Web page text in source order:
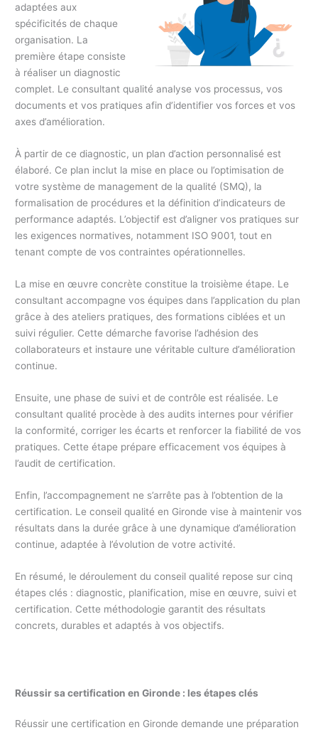
adaptées aux
spécificités de chaque
organisation. La
première étape consiste
à réaliser un diagnostic
complet. Le consultant qualité analyse vos processus, vos
documents et vos pratiques afin d’identifier vos forces et vos
axes d’amélioration.
À partir de ce diagnostic, un plan d’action personnalisé est
élaboré. Ce plan inclut la mise en place ou l’optimisation de
votre système de management de la qualité (SMQ), la
formalisation de procédures et la définition d’indicateurs de
performance adaptés. L’objectif est d’aligner vos pratiques sur
les exigences normatives, notamment ISO 9001, tout en
tenant compte de vos contraintes opérationnelles.
La mise en œuvre concrète constitue la troisième étape. Le
consultant accompagne vos équipes dans l’application du plan
grâce à des ateliers pratiques, des formations ciblées et un
suivi régulier. Cette démarche favorise l’adhésion des
collaborateurs et instaure une véritable culture d’amélioration
continue.
Ensuite, une phase de suivi et de contrôle est réalisée. Le
consultant qualité procède à des audits internes pour vérifier
la conformité, corriger les écarts et renforcer la fiabilité de vos
pratiques. Cette étape prépare efficacement vos équipes à
l’audit de certification.
Enfin, l’accompagnement ne s’arrête pas à l’obtention de la
certification. Le conseil qualité en Gironde vise à maintenir vos
résultats dans la durée grâce à une dynamique d’amélioration
continue, adaptée à l’évolution de votre activité.
En résumé, le déroulement du conseil qualité repose sur cinq
étapes clés : diagnostic, planification, mise en œuvre, suivi et
certification. Cette méthodologie garantit des résultats
concrets, durables et adaptés à vos objectifs.
Réussir sa certification en Gironde : les étapes clés
Réussir une certification en Gironde demande une préparation